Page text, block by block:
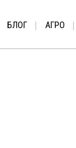
БЛОГ АГРО